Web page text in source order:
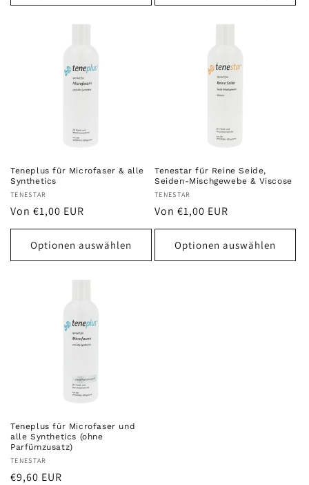
Teneplus für Microfaser & alle
Synthetics
Anbieter:
TENESTAR
Normaler
Preis
Von €1,00 EUR
Optionen auswählen
Tenestar für Reine Seide,
Seiden-Mischgewebe & Viscose
Anbieter:
TENESTAR
Normaler
Preis
Von €1,00 EUR
Optionen auswählen
Teneplus für Microfaser und
alle Synthetics (ohne
Parfümzusatz)
Anbieter:
TENESTAR
Normaler
€9,60 EUR